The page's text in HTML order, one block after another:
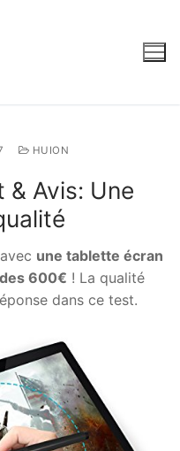
HUION
& Avis: Une
une tablette écran
600€ ! La qualité
dans ce test.